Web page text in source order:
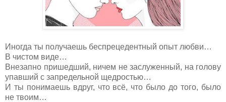
Иногда ты получаешь беспрецедентный опыт любви…
В чистом виде…
Внезапно пришедший, ничем не заслуженный, на голову
упавший с запредельной щедростью…
И ты понимаешь вдруг, что всё, что было до того, было
не твоим…